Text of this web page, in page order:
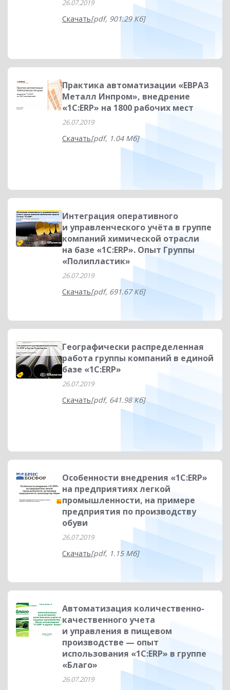
26.07.2019
Скачать[pdf, 901.29 Кб]
Практика автоматизации «ЕВРАЗ
Металл Инпром», внедрение
«1С:ERP» на 1800 рабочих мест
26.07.2019
Скачать[pdf, 1.04 Мб]
Интеграция оперативного
и управленческого учёта в группе
компаний химической отрасли
на базе «1С:ERP». Опыт Группы
«Полипластик»
26.07.2019
Скачать[pdf, 691.67 Кб]
Географически распределенная
работа группы компаний в единой
базе «1С:ERP»
26.07.2019
Скачать[pdf, 641.98 Кб]
Особенности внедрения «1С:ERP»
на предприятиях легкой
промышленности, на примере
предприятия по производству
обуви
26.07.2019
Скачать[pdf, 1.15 Мб]
Автоматизация количественно-
качественного учета
и управления в пищевом
производстве — опыт
использования «1С:ERP» в группе
«Благо»
26.07.2019